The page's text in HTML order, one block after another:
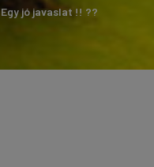
Egy jó javaslat !! ??